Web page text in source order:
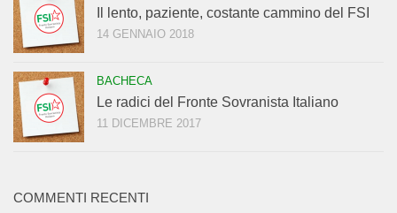
Il lento, paziente, costante cammino del FSI
14 GENNAIO 2018
BACHECA
Le radici del Fronte Sovranista Italiano
11 DICEMBRE 2017
COMMENTI RECENTI